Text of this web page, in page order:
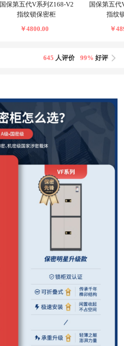
国保第五代V系列Z168-V2
指纹锁保密柜
￥4800.00
国保第五代
指纹
￥
645 人评价 99% 好评